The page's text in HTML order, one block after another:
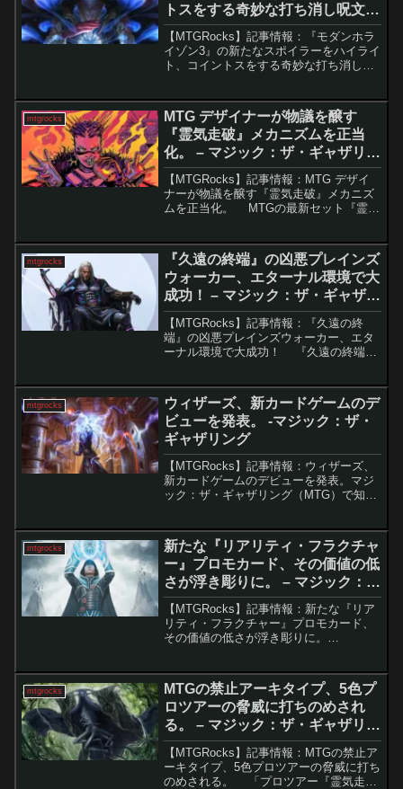
トスをする奇妙な打ち消し呪文が
公開！ – マジック：ザ・ギャザリ
ング
【MTGRocks】記事情報：『モダンホラ
イゾン3』の新たなスポイラーをハイライ
ト、コイントスをする奇妙な打ち消し呪
力なカードが公開されています。今回の
セットに...
mtgrocks
MTG デザイナーが物議を醸す
『霊気走破』メカニズムを正当
化。 – マジック：ザ・ギャザリン
グ
【MTGRocks】記事情報：MTG デザイ
ナーが物議を醸す『霊気走破』メカニズ
ムを正当化。 MTGの最新セット『霊気
するまでに数ターンかかる仕様に対し、
多くのプ...
mtgrocks
『久遠の終端』の凶悪プレインズ
ウォーカー、エターナル環境で大
成功！ – マジック：ザ・ギャザリ
ング
【MTGRocks】記事情報：『久遠の終
端』の凶悪プレインズウォーカー、エタ
ーナル環境で大成功！ 『久遠の終端』
プレイヤーの注目を集めていました。構
築向け最強カ...
mtgrocks
ウィザーズ、新カードゲームのデ
ビューを発表。 -マジック：ザ・
ギャザリング
【MTGRocks】記事情報：ウィザーズ、
新カードゲームのデビューを発表。マジ
ック：ザ・ギャザリング（MTG）で知ら
ームの体験イベントを開催します。MT...
mtgrocks
新たな『リアリティ・フラクチャ
ー』プロモカード、その価値の低
さが浮き彫りに。 – マジック：
ザ・ギャザリング
【MTGRocks】記事情報：新たな『リア
リティ・フラクチャー』プロモカード、
その価値の低さが浮き彫りに。
の開催に伴い、新セット『リア...
mtgrocks
MTGの禁止アーキタイプ、5色プ
ロツアーの脅威に打ちのめされ
る。 – マジック：ザ・ギャザリン
グ
【MTGRocks】記事情報：MTGの禁止ア
ーキタイプ、5色プロツアーの脅威に打ち
のめされる。 「プロツアー『霊気走